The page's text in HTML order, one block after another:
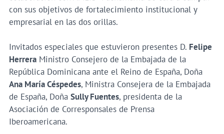
con sus objetivos de fortalecimiento institucional y
empresarial en las dos orillas.
Invitados especiales que estuvieron presentes D. Felipe
HerreraMinistro Consejero de la Embajada de la
República Dominicana ante el Reino de España, Doña
Ana María Céspedes, Ministra Consejera de la Embajada
de España, Doña Sully Fuentes, presidenta de la
Asociación de Corresponsales de Prensa
Iberoamericana.